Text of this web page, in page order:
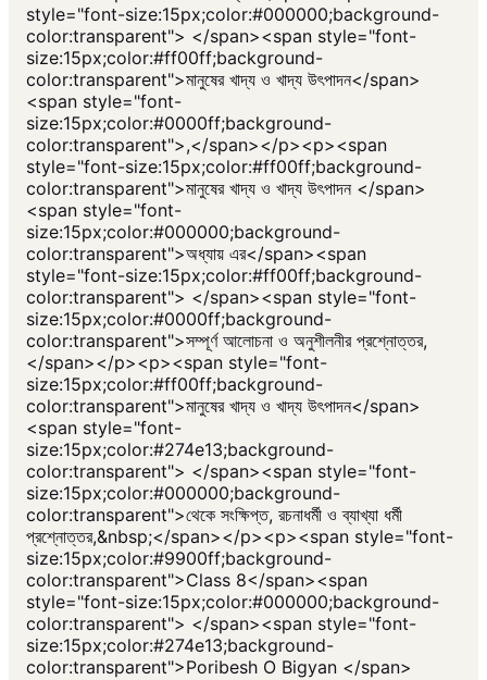
style="font-size:15px;color:#000000;background-
color:transparent"> </span><span style="font-
size:15px;color:#ff00ff;background-
color:transparent">মানুষের খাদ্য ও খাদ্য উৎপাদন</span>
<span style="font-
size:15px;color:#0000ff;background-
color:transparent">,</span></p><p><span
style="font-size:15px;color:#ff00ff;background-
color:transparent">মানুষের খাদ্য ও খাদ্য উৎপাদন </span>
<span style="font-
size:15px;color:#000000;background-
color:transparent">অধ্যায় এর</span><span
style="font-size:15px;color:#ff00ff;background-
color:transparent"> </span><span style="font-
size:15px;color:#0000ff;background-
color:transparent">সম্পূর্ণ আলোচনা ও অনুশীলনীর প্রশ্নোত্তর,
</span></p><p><span style="font-
size:15px;color:#ff00ff;background-
color:transparent">মানুষের খাদ্য ও খাদ্য উৎপাদন</span>
<span style="font-
size:15px;color:#274e13;background-
color:transparent"> </span><span style="font-
size:15px;color:#000000;background-
color:transparent">থেকে সংক্ষিপ্ত, রচনাধর্মী ও ব্যাখ্যা ধর্মী
প্রশ্নোত্তর,&nbsp;</span></p><p><span style="font-
size:15px;color:#9900ff;background-
color:transparent">Class 8</span><span
style="font-size:15px;color:#000000;background-
color:transparent"> </span><span style="font-
size:15px;color:#274e13;background-
color:transparent">Poribesh O Bigyan </span>